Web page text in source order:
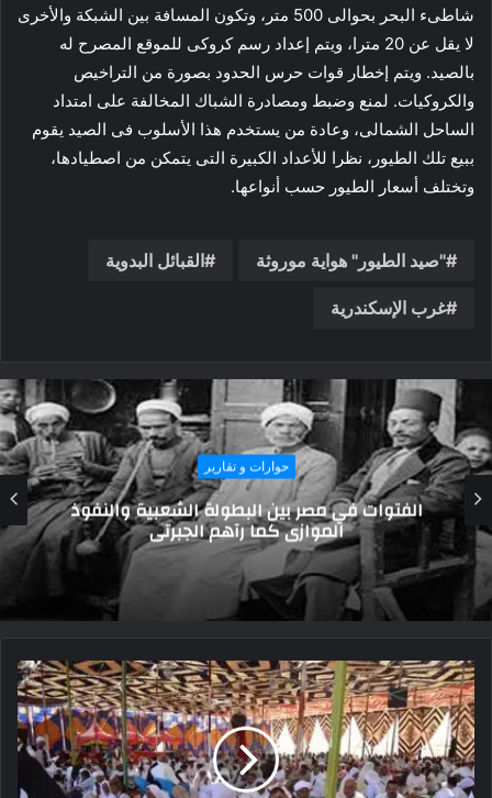
شاطىء البحر بحوالى 500 متر، وتكون المسافة بين الشبكة والأخرى
لا يقل عن 20 مترا، ويتم إعداد رسم كروكى للموقع المصرح له
بالصيد. ويتم إخطار قوات حرس الحدود بصورة من التراخيص
والكروكيات. لمنع وضبط ومصادرة الشباك المخالفة على امتداد
الساحل الشمالى، وعادة من يستخدم هذا الأسلوب فى الصيد يقوم
ببيع تلك الطيور، نظرا للأعداد الكبيرة التى يتمكن من اصطيادها،
وتختلف أسعار الطيور حسب أنواعها.
"صيد الطيور" هواية موروثة القبائل البدوية
غرب الإسكندرية
حوارات و تقارير
خسائر فادحة واستبعاد روسيا من نظام سويفت
العالمي..تأثير قرار حرب أوكرانيا وموسكو